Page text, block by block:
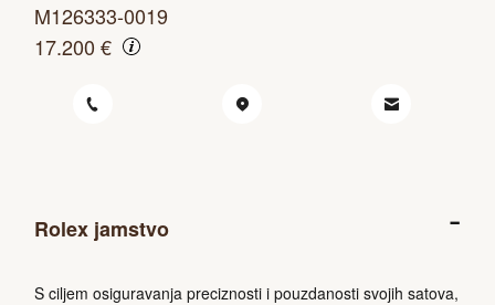
M126333-0019
17.200 €
Rolex jamstvo
S ciljem osiguravanja preciznosti i pouzdanosti svojih satova,